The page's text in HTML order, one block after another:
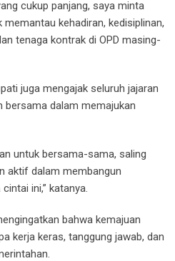
cukup panjang, saya minta
kehadiran, kedisiplinan,
tenaga kontrak di OPD masing-
juga mengajak seluruh jajaran
dalam memajukan
untuk bersama-sama, saling
aktif dalam membangun
ini,” katanya.
bahwa kemajuan
kerja keras, tanggung jawab, dan